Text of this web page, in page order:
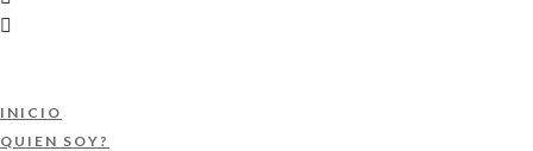
INICIO
QUIEN SOY?